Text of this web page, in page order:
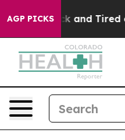
AGP PICKS
Sick and Tired of